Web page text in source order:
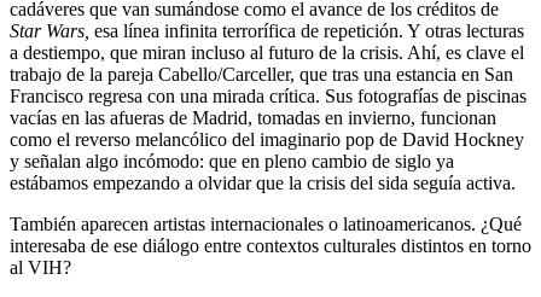
cadáveres que van sumándose como el avance de los créditos de
Star Wars, esa línea infinita terrorífica de repetición. Y otras lecturas
a destiempo, que miran incluso al futuro de la crisis. Ahí, es clave el
trabajo de la pareja Cabello/Carceller, que tras una estancia en San
Francisco regresa con una mirada crítica. Sus fotografías de piscinas
vacías en las afueras de Madrid, tomadas en invierno, funcionan
como el reverso melancólico del imaginario pop de David Hockney
y señalan algo incómodo: que en pleno cambio de siglo ya
estábamos empezando a olvidar que la crisis del sida seguía activa.
También aparecen artistas internacionales o latinoamericanos. ¿Qué
interesaba de ese diálogo entre contextos culturales distintos en torno
al VIH?